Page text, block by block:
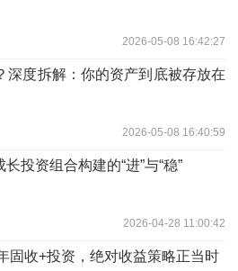
2026-05-08 16:42:27
深度拆解：你的资产到底被存放在
2026-05-08 16:40:59
投资组合构建的“进”与“稳”
2026-04-28 11:00:42
固收+投资，绝对收益策略正当时